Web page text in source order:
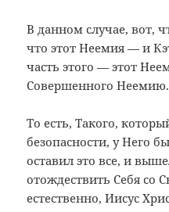
В данном случае, вот,
что этот Неемия — и
часть этого — этот
Совершенного Неемию.
То есть, Такого,
безопасности, у Него
оставил это все, и
отождествить Себя со
естественно, Иисус